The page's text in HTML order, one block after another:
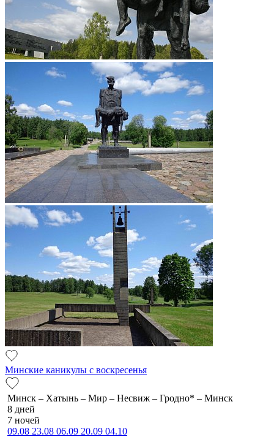
Минские каникулы с воскресенья
Минск – Хатынь – Мир – Несвиж – Гродно* – Минск
8 дней
7 ночей
09.08 23.08 06.09 20.09 04.10